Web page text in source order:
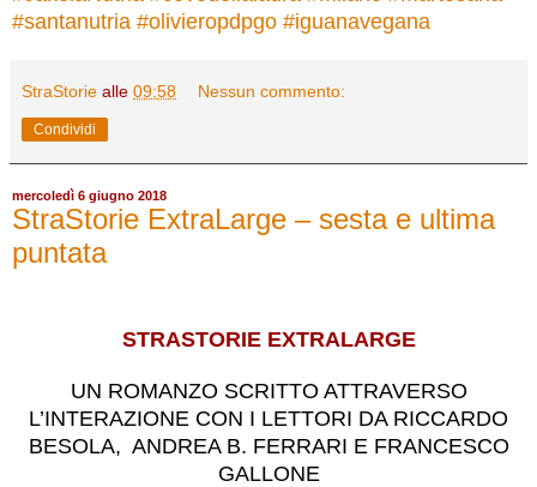
#santanutria #olivieropdpgo #iguanavegana
StraStorie alle 09:58 Nessun commento:
Condividi
mercoledì 6 giugno 2018
StraStorie ExtraLarge – sesta e ultima
puntata
STRASTORIE EXTRALARGE
UN ROMANZO SCRITTO ATTRAVERSO
L’INTERAZIONE CON I LETTORI DA RICCARDO
BESOLA, ANDREA B. FERRARI E FRANCESCO
GALLONE